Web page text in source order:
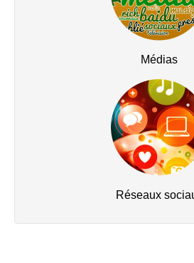
Médias
Réseaux